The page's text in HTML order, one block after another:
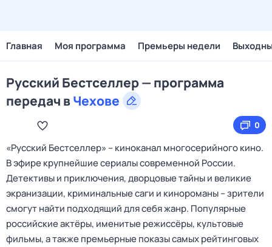
Главная Моя программа Премьеры недели
Русский Бестселлер — программа
передач вЧехове
0
«Русский Бестселлер» – киноканал многосерийного кино.
В эфире крупнейшие сериалы современной России.
Детективы и приключения, дворцовые тайны и великие
экранизации, криминальные саги и кинороманы – зрители
смогут найти подходящий для себя жанр. Популярные
российские актёры, именитые режиссёры, культовые
фильмы, а также премьерные показы самых рейтинговых